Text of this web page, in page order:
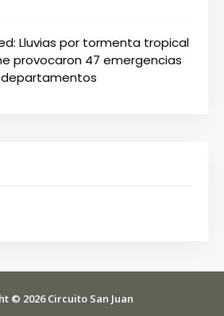
Lluvias por tormenta tropical
provocaron 47 emergencias
departamentos
© 2026Circuito San Juan